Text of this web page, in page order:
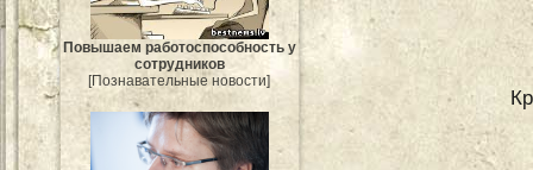
Повышаем работоспособность у
сотрудников
[Познавательные новости]